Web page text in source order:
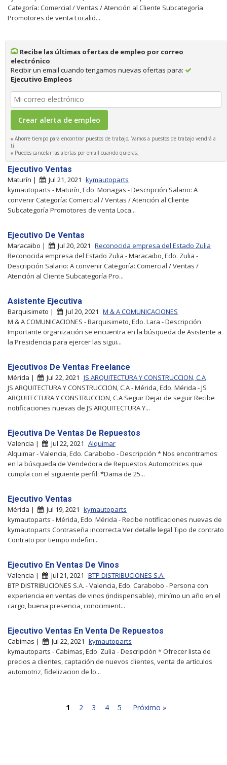
Categoría: Comercial / Ventas / Atención al Cliente Subcategoría
Promotores de venta Localid...
Recibe las últimas ofertas de empleo por correo
electrónico
Recibir un email cuando tengamos nuevas ofertas para:
Ejecutivo Empleos
Ahorre tiempo para encontrar puestos de trabajo, Vamos a puestos de trabajo vendrá a
ti.
Puedes cancelar las alertas por email cuando quieras.
Ejecutivo Ventas
Maturín | Jul 21, 2021 kymautoparts
kymautoparts - Maturín, Edo. Monagas - Descripción Salario: A
convenir Categoría: Comercial / Ventas / Atención al Cliente
Subcategoría Promotores de venta Loca...
Ejecutivo De Ventas
Maracaibo | Jul 20, 2021 Reconocida empresa del Estado Zulia
Reconocida empresa del Estado Zulia - Maracaibo, Edo. Zulia -
Descripción Salario: A convenir Categoría: Comercial / Ventas /
Atención al Cliente Subcategoría Pro...
Asistente Ejecutiva
Barquisimeto | Jul 20, 2021 M & A COMUNICACIONES
M & A COMUNICACIONES - Barquisimeto, Edo. Lara - Descripción
Importante organización se encuentra en la búsqueda de Asistente a
la Presidencia para ejercer las sigui...
Ejecutivos De Ventas Freelance
Mérida | Jul 22, 2021 JS ARQUITECTURA Y CONSTRUCCION, C.A
JS ARQUITECTURA Y CONSTRUCCION, C.A - Mérida, Edo. Mérida - JS
ARQUITECTURA Y CONSTRUCCION, C.A Seguir Dejar de seguir Recibe
notificaciones nuevas de JS ARQUITECTURA Y...
Ejecutiva De Ventas De Repuestos
Valencia | Jul 22, 2021 Alquimar
Alquimar - Valencia, Edo. Carabobo - Descripción * Nos encontramos
en la búsqueda de Vendedora de Repuestos Automotrices que
cumpla con el siguiente perfil: *Dama de 25...
Ejecutivo Ventas
Mérida | Jul 19, 2021 kymautoparts
kymautoparts - Mérida, Edo. Mérida - Recibe notificaciones nuevas de
kymautoparts Contraseña incorrecta Ver detalle legal Tipo de contrato
Contrato por tiempo indefini...
Ejecutivo En Ventas De Vinos
Valencia | Jul 21, 2021 BTP DISTRIBUCIONES S.A.
BTP DISTRIBUCIONES S.A. - Valencia, Edo. Carabobo - Persona con
experiencia en ventas de vinos (indispensable) , minímo un año en el
cargo, buena presencia, conocimient...
Ejecutivo Ventas En Venta De Repuestos
Cabimas | Jul 22, 2021 kymautoparts
kymautoparts - Cabimas, Edo. Zulia - Descripción * Ofrecer lista de
precios a clientes, captación de nuevos clientes, venta de artículos
automotriz, fidelizacion de lo...
1 2 3 4 5 Próximo »